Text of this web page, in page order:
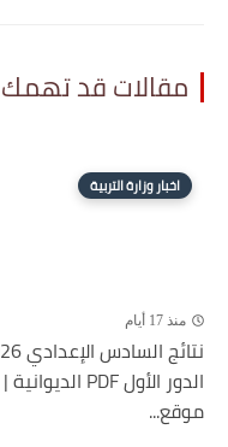
مقالات قد تهمك
اخبار وزارة التربية
منذ 17 أيام
نتائج
الدور الأول PDF الديوانية |
موقع...